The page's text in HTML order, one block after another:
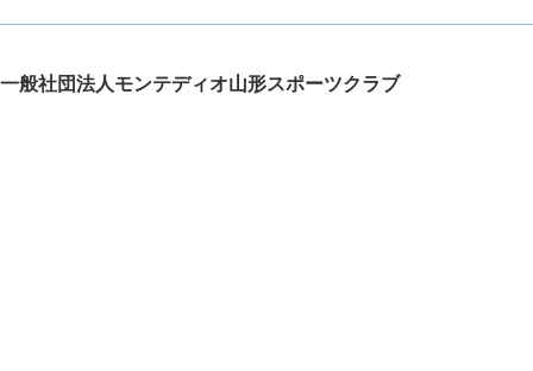
一般社団法人モンテディオ山形スポーツクラブ